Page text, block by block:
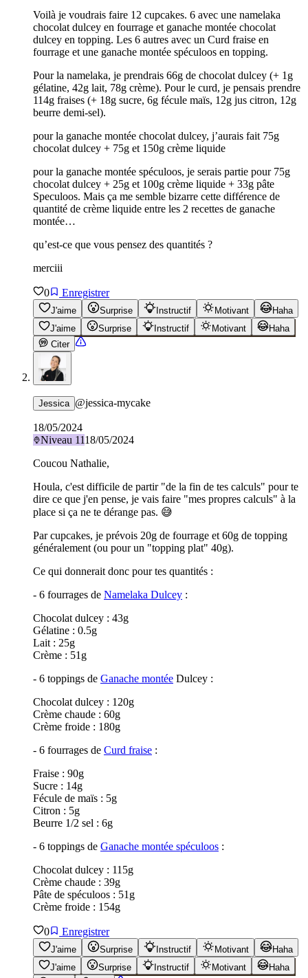
Voilà je voudrais faire 12 cupcakes. 6 avec une namelaka
chocolat dulcey en fourrage et ganache montée chocolat
dulcey en topping. Les 6 autres avec un Curd fraise en
fourrage et une ganache montée spéculoos en topping.
Pour la namelaka, je prendrais 66g de chocolat dulcey (+ 1g
gélatine, 42g lait, 78g crème). Pour le curd, je pensais prendre
114g fraises (+ 18g sucre, 6g fécule maïs, 12g jus citron, 12g
beurre demi-sel).
pour la ganache montée chocolat dulcey, j’aurais fait 75g
chocolat dulcey + 75g et 150g crème liquide
pour la ganache montée spéculoos, je serais partie pour 75g
chocolat dulcey + 25g et 100g crème liquide + 33g pâte
Speculoos. Mais ça me semble bizarre cette différence de
quantité de crème liquide entre les 2 recettes de ganache
montée…
qu’est-ce que vous pensez des quantités ?
merciii
0 Enregistrer
J'aime Surprise Instructif Motivant
Haha
J'aime
Surprise Instructif Motivant
Haha
Citer
Jessica @jessica-mycake
18/05/2024
Niveau 1118/05/2024
Coucou Nathalie,
Houla, c'est difficile de partir "de la fin de tes calculs" pour te
dire ce que j'en pense, je vais faire "mes propres calculs" à la
place si ça ne te dérange pas. 😅
Par cupcakes, je prévois 20g de fourrage et 60g de topping
généralement (ou pour un "topping plat" 40g).
Ce qui donnerait donc pour tes quantités :
- 6 fourrages de Namelaka Dulcey :
Chocolat dulcey : 43g
Gélatine : 0.5g
Lait : 25g
Crème : 51g
- 6 toppings de Ganache montée Dulcey :
Chocolat dulcey : 120g
Crème chaude : 60g
Crème froide : 180g
- 6 fourrages de Curd fraise :
Fraise : 90g
Sucre : 14g
Fécule de maïs : 5g
Citron : 5g
Beurre 1/2 sel : 6g
- 6 toppings de Ganache montée spéculoos :
Chocolat dulcey : 115g
Crème chaude : 39g
Pâte de spéculoos : 51g
Crème froide : 154g
0 Enregistrer
J'aime Surprise Instructif Motivant
Haha
J'aime
Surprise Instructif Motivant
Haha